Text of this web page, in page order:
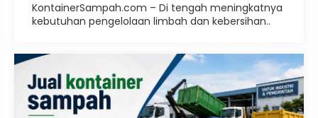
KontainerSampah.com – Di tengah meningkatnya
kebutuhan pengelolaan limbah dan kebersihan..